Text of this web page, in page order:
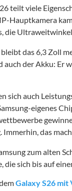
teilt viele
Hauptkamera
die
das 6,3 Zoll
auch der Akku: Er
sich auch
eigenes
Immerhin, das
zum alten
die sich bis auf
Galaxy S26 mit